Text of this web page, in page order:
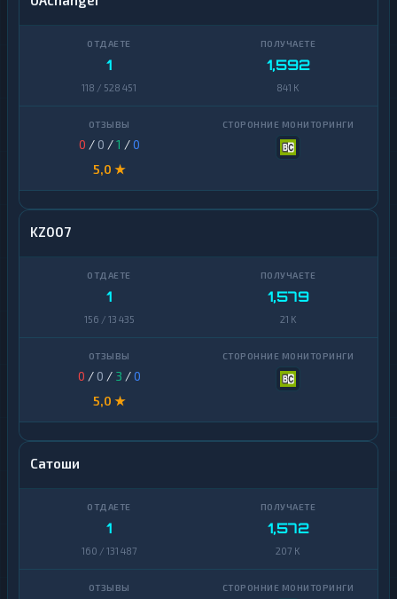
1
118 / 528 451
1,592
841 K
0 / 0 /1 /0
5,0 ★
KZ007
1
156 / 13 435
1,579
21 K
0 / 0 / 3 /0
5,0 ★
Сатоши
1
160 / 131 487
1,572
207 K